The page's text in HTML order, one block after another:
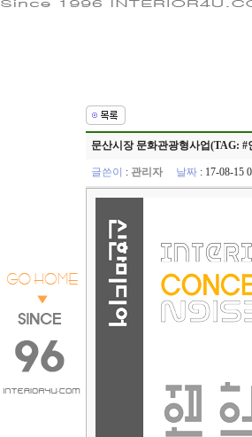
문산시장 문화관광형사업(TAG: #
글쓴이 : 관리자 날짜 : 17-08-15